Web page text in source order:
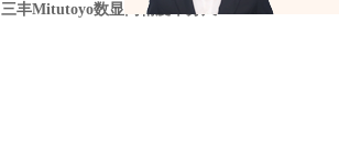
三丰Mitutoyo数显高精度千分尺293-234-30